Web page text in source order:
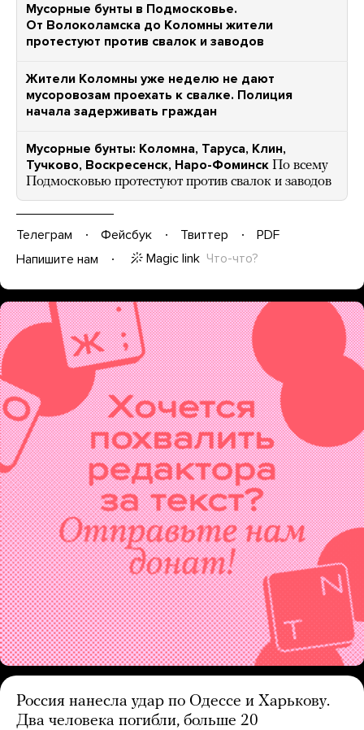
Мусорные бунты в Подмосковье.
От Волоколамска до Коломны жители
протестуют против свалок и заводов
Жители Коломны уже неделю не дают
мусоровозам проехать к свалке. Полиция
начала задерживать граждан
Мусорные бунты: Коломна, Таруса, Клин,
Тучково, Воскресенск, Наро-Фоминск По всему
Подмосковью протестуют против свалок и заводов
Телеграм Фейсбук Твиттер
PDF
Напишите нам
Magic link Что-что?
Россия нанесла удар по Одессе и Харькову.
Два человека погибли, больше 20